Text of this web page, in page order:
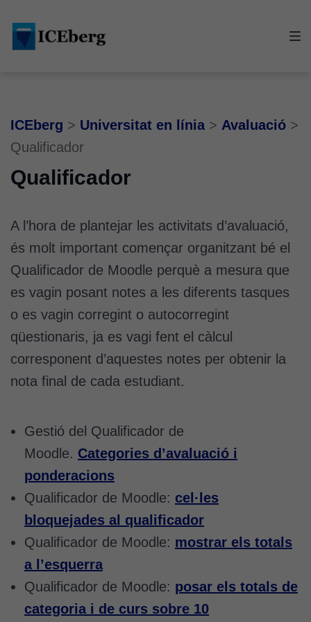
main
content
footer
ICEberg > Universitat en línia > Avaluació >
Qualificador
Qualificador
A l’hora de plantejar les activitats d’avaluació,
és molt important començar organitzant bé el
Qualificador de Moodle perquè a mesura que
es vagin posant notes a les diferents tasques
o es vagin corregint o autocorregint
qüestionaris, ja es vagi fent el càlcul
corresponent d’aquestes notes per obtenir la
nota final de cada estudiant.
Gestió del Qualificador de
Moodle. Categories d’avaluació i
ponderacions
Qualificador de Moodle: cel·les
bloquejades al qualificador
Qualificador de Moodle: mostrar els totals
a l’esquerra
Qualificador de Moodle: posar els totals de
categoria i de curs sobre 10